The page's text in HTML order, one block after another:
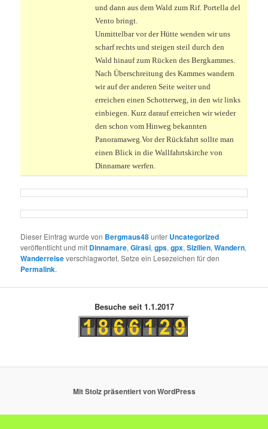
und dann aus dem Wald zum Rif. Portella del
Vento bringt.
Unmittelbar vor der Hütte wenden wir uns
scharf rechts und steigen steil durch den
Wald hinauf zum Rücken des Bergkammes.
Nach Überschreitung des Kammes wandern
wir auf der anderen Seite weiter und
erreichen einen Schotterweg, in den wir links
einbiegen. Kurz darauf erreichen wir wieder
den schon vom Hinweg bekannten
Panoramaweg.Vor der Rückfahrt sollte man
einen Blick in die Wallfahrtskirche von
Dinnamare werfen.
Dieser Eintrag wurde von Bergmaus48unter Uncategorized
veröffentlicht und mit Dinnamare,Girasi,gps,gpx,Sizilien,Wandern,
Wanderreiseverschlagwortet. Setze ein Lesezeichen für den
Permalink.
Besuche seit 1.1.2017
Mit Stolz präsentiert von WordPress